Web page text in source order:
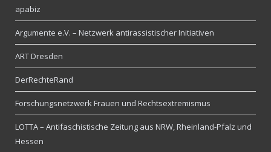
apabiz
Argumente e.V. – Netzwerk antirassistischer Initiativen
ART Dresden
DerRechteRand
Forschungsnetzwerk Frauen und Rechtsextremismus
LOTTA – Antifaschistische Zeitung aus NRW, Rheinland-Pfalz und
Hessen